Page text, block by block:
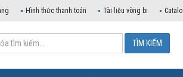
Hình thức thanh toán Tài liệu vòng bi